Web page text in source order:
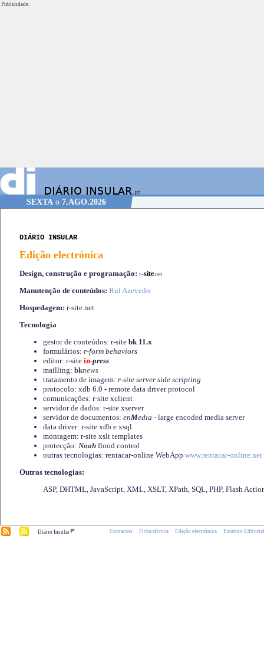
Publicidade.
SEXTA o 7.AGO.2026
DIÁRIO INSULAR
Edição electrónica
Design, construção e programação: r-site.net
Manutenção de conteúdos: Rui Azevedo
Hospedagem: r-site.net
Tecnologia
gestor de conteúdos: r-site bk 11.x
formulários: r-form behaviors
editor: r-site in-press
mailling: bknews
tratamento de imagem: r-site server side scripting
protocolo: xdb 6.0 - remote data driver protocol
comunicações: r-site xclient
servidor de dados: r-site xserver
servidor de documentos: enMedia - large encoded media server
data driver: r-site xdb e xsql
montagem: r-site xslt templates
protecção: Noah flood control
outras tecnologias: rentacar-online WebApp www.rentacar-online.net
Outras tecnologias:
ASP, DHTML, JavaScript, XML, XSLT, XPath, SQL, PHP, Flash
Diário Insular.pt Contactos Ficha técnica Edição electrónica Estatuto Editorial